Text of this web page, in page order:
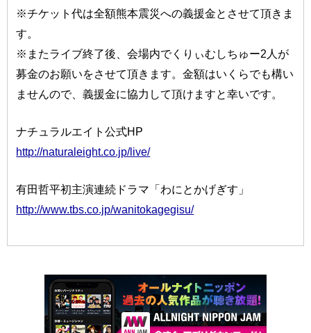
※チケット代は全額熊本震災への義援金とさせて頂きま
す。
※またライブ終了後、会場内でくりぃむしちゅー2人が
募金のお願いをさせて頂きます。金額はいくらでも構い
ませんので、義援金に協力して頂けますと幸いです。
ナチュラルエイト公式HP
http://naturaleight.co.jp/live/
有田哲平初主演連続ドラマ「わにとかげぎす」
http://www.tbs.co.jp/wanitokagegisu/